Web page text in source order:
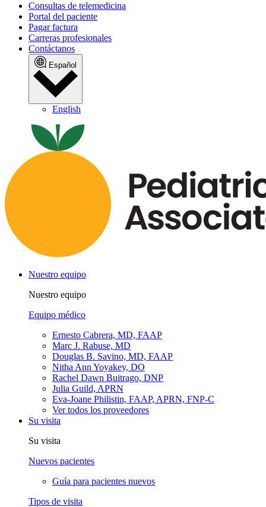
Consultas de telemedicina
Portal del paciente
Pagar factura
Carreras profesionales
Contáctanos
Español
English
Nuestro equipo
Nuestro equipo
Equipo médico
Ernesto Cabrera, MD, FAAP
Marc J. Rabuse, MD
Douglas B. Savino, MD, FAAP
Nitha Ann Yoyakey, DO
Rachel Dawn Buitrago, DNP
Julia Guild, APRN
Eva-Joane Philistin, FAAP, APRN, FNP-C
Ver todos los proveedores
Su visita
Su visita
Nuevos pacientes
Guía para pacientes nuevos
Tipos de visita